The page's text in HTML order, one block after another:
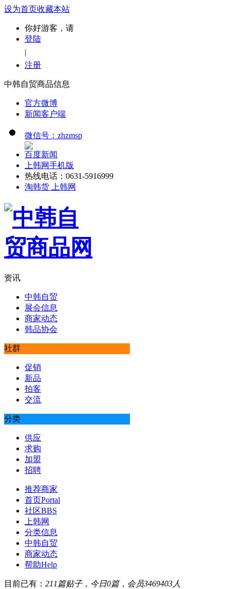
设为首页收藏本站
你好游客，请
登陆
|
注册
中韩自贸商品信息
官方微博
新闻客户端
微信号：zhzmsp
百度新闻
上韩网手机版
热线电话：0631-5916999
淘韩货 上韩网
资讯
中韩自贸
展会信息
商家动态
韩品协会
社群
促销
新品
拍客
交流
分类
供应
求购
加盟
招聘
推荐商家
首页Portal
社区BBS
上韩网
分类信息
中韩自贸
商家动态
帮助Help
目前已有： 211篇贴子，今日0篇，会员3469403人